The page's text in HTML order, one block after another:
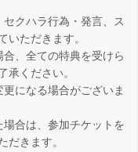
クハラ行為・発言、ス
いただきます。
、全ての特典を受けら
承ください。
になる場合がございま
合は、参加チケットを
だきます。